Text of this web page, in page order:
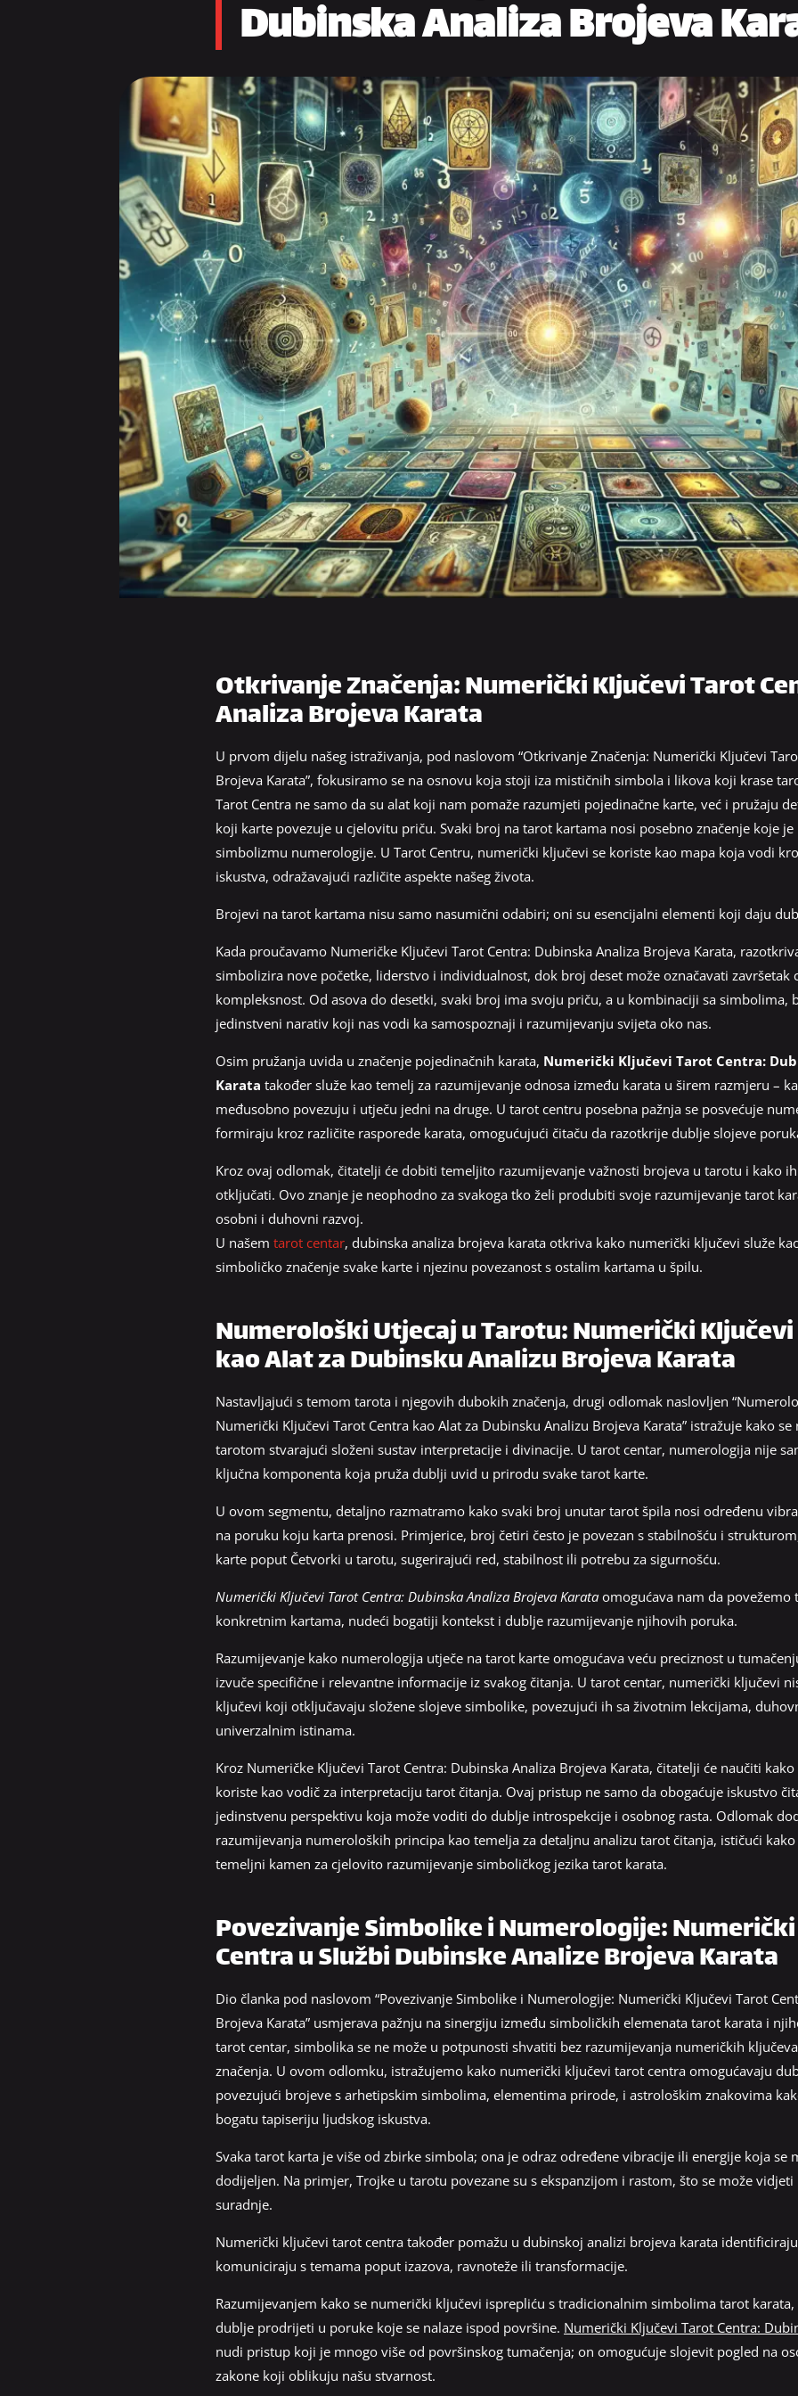
Dubinska Analiza Brojeva
Otkrivanje Značenja: Numerički Ključevi Tarot
Analiza Brojeva Karata
U prvom dijelu našeg istraživanja, pod naslovom “Otkrivanje Značenja: Numerički Ključevi
Brojeva Karata”, fokusiramo se na osnovu koja stoji iza mističnih simbola i likova koji krase
Tarot Centra ne samo da su alat koji nam pomaže razumjeti pojedinačne karte, već i pružaju
koji karte povezuje u cjelovitu priču. Svaki broj na tarot kartama nosi posebno značenje koje
simbolizmu numerologije. U Tarot Centru, numerički ključevi se koriste kao mapa koja vodi
iskustva, odražavajući različite aspekte našeg života.
Brojevi na tarot kartama nisu samo nasumični odabiri; oni su esencijalni elementi koji daju
Kada proučavamo Numeričke Ključevi Tarot Centra: Dubinska Analiza Brojeva Karata,
simbolizira nove početke, liderstvo i individualnost, dok broj deset može označavati završetak
kompleksnost. Od asova do desetki, svaki broj ima svoju priču, a u kombinaciji sa simbolima,
jedinstveni narativ koji nas vodi ka samospoznaji i razumijevanju svijeta oko nas.
Osim pružanja uvida u značenje pojedinačnih karata, Numerički Ključevi Tarot Centra:
Karata također služe kao temelj za razumijevanje odnosa između karata u širem razmjeru –
međusobno povezuju i utječu jedni na druge. U tarot centru posebna pažnja se posvećuje
formiraju kroz različite rasporede karata, omogućujući čitaču da razotkrije dublje slojeve
Kroz ovaj odlomak, čitatelji će dobiti temeljito razumijevanje važnosti brojeva u tarotu i kako
otključati. Ovo znanje je neophodno za svakoga tko želi produbiti svoje razumijevanje tarot
osobni i duhovni razvoj.
U našem tarot centar, dubinska analiza brojeva karata otkriva kako numerički ključevi služe
simboličko značenje svake karte i njezinu povezanost s ostalim kartama u špilu.
Numerološki Utjecaj u Tarotu: Numerički
kao Alat za Dubinsku Analizu Brojeva Karata
Nastavljajući s temom tarota i njegovih dubokih značenja, drugi odlomak naslovljen
Numerički Ključevi Tarot Centra kao Alat za Dubinsku Analizu Brojeva Karata” istražuje kako
tarotom stvarajući složeni sustav interpretacije i divinacije. U tarot centar, numerologija nije
ključna komponenta koja pruža dublji uvid u prirodu svake tarot karte.
U ovom segmentu, detaljno razmatramo kako svaki broj unutar tarot špila nosi određenu
na poruku koju karta prenosi. Primjerice, broj četiri često je povezan s stabilnošću i
karte poput Četvorki u tarotu, sugerirajući red, stabilnost ili potrebu za sigurnošću.
Numerički Ključevi Tarot Centra: Dubinska Analiza Brojeva Karata omogućava nam da
konkretnim kartama, nudeći bogatiji kontekst i dublje razumijevanje njihovih poruka.
Razumijevanje kako numerologija utječe na tarot karte omogućava veću preciznost u
izvuče specifične i relevantne informacije iz svakog čitanja. U tarot centar, numerički ključevi
ključevi koji otključavaju složene slojeve simbolike, povezujući ih sa životnim lekcijama,
univerzalnim istinama.
Kroz Numeričke Ključevi Tarot Centra: Dubinska Analiza Brojeva Karata, čitatelji će naučiti
koriste kao vodič za interpretaciju tarot čitanja. Ovaj pristup ne samo da obogaćuje iskustvo
jedinstvenu perspektivu koja može voditi do dublje introspekcije i osobnog rasta. Odlomak
razumijevanja numeroloških principa kao temelja za detaljnu analizu tarot čitanja, ističući
temeljni kamen za cjelovito razumijevanje simboličkog jezika tarot karata.
Povezivanje Simbolike i Numerologije:
Centra u Službi Dubinske Analize Brojeva Karata
Dio članka pod naslovom “Povezivanje Simbolike i Numerologije: Numerički Ključevi Tarot
Brojeva Karata” usmjerava pažnju na sinergiju između simboličkih elemenata tarot karata i
tarot centar, simbolika se ne može u potpunosti shvatiti bez razumijevanja numeričkih
značenja. U ovom odlomku, istražujemo kako numerički ključevi tarot centra omogućavaju
povezujući brojeve s arhetipskim simbolima, elementima prirode, i astrološkim znakovima
bogatu tapiseriju ljudskog iskustva.
Svaka tarot karta je više od zbirke simbola; ona je odraz određene vibracije ili energije koja
dodijeljen. Na primjer, Trojke u tarotu povezane su s ekspanzijom i rastom, što se može
suradnje.
Numerički ključevi tarot centra također pomažu u dubinskoj analizi brojeva karata
komuniciraju s temama poput izazova, ravnoteže ili transformacije.
Razumijevanjem kako se numerički ključevi isprepliću s tradicionalnim simbolima tarot
dublje prodrijeti u poruke koje se nalaze ispod površine. Numerički Ključevi Tarot Centra:
nudi pristup koji je mnogo više od površinskog tumačenja; on omogućuje slojevit pogled na
zakone koji oblikuju našu stvarnost.